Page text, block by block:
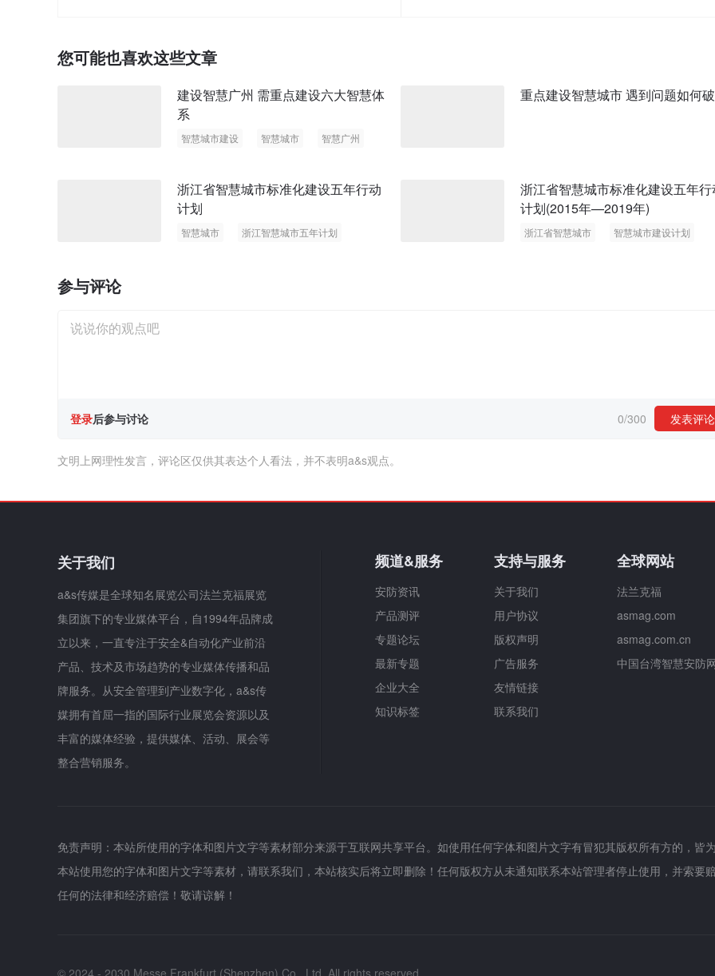
您可能也喜欢这些文章
建设智慧广州 需重点建设六大智慧体
系
智慧城市建设 智慧城市
智慧广州
重点建设智慧城市 遇到问题如何
浙江省智慧城市标准化建设五年行动
计划
智慧城市 浙江智慧城市五年计划
浙江省智慧城市标准化建设五年行
计划(2015年—2019年)
浙江省智慧城市 智慧城市建设计划
参与评论
登录后参与讨论 0/300 发表评论
文明上网理性发言，评论区仅供其表达个人看法，并不表明a&s观点。
关于我们
a&s传媒是全球知名展览公司法兰克福展览
集团旗下的专业媒体平台，自1994年品牌成
立以来，一直专注于安全&自动化产业前沿
产品、技术及市场趋势的专业媒体传播和品
牌服务。从安全管理到产业数字化，a&s传
媒拥有首屈一指的国际行业展览会资源以及
丰富的媒体经验，提供媒体、活动、展会等
整合营销服务。
频道&服务
安防资讯
产品测评
专题论坛
最新专题
企业大全
知识标签
支持与服务
关于我们
用户协议
版权声明
广告服务
友情链接
联系我们
全球网站
法兰克福
asmag.com
asmag.com.cn
中国台湾智慧安防
免责声明：本站所使用的字体和图片文字等素材部分来源于互联网共享平台。如使用任何字体和图片文字有冒犯其版权所有方的，
本站使用您的字体和图片文字等素材，请联系我们，本站核实后将立即删除！任何版权方从未通知联系本站管理者停止使用，并索要
任何的法律和经济赔偿！敬请谅解！
© 2024 - 2030 Messe Frankfurt (Shenzhen) Co., Ltd, All rights reserved.